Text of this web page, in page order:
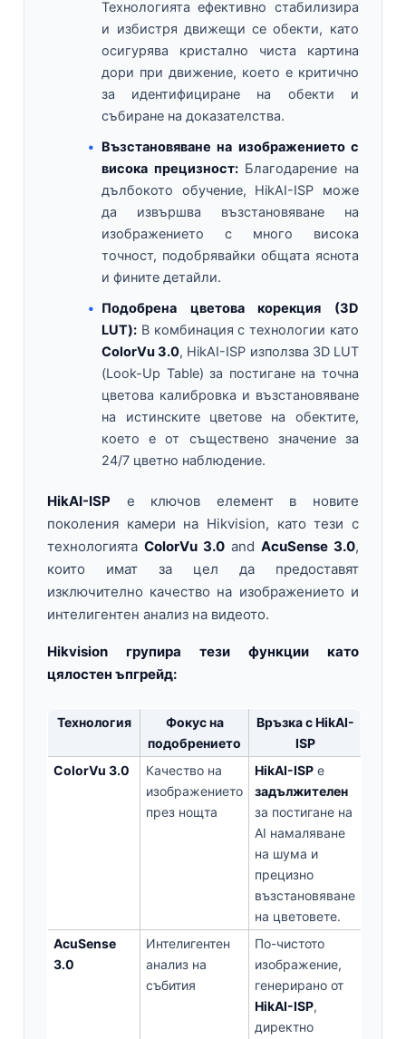
Технологията ефективно стабилизира
и избистря движещи се обекти, като
осигурява кристално чиста картина
дори при движение, което е критично
за идентифициране на обекти и
събиране на доказателства.
Възстановяване на изображението с
висока прецизност:Благодарение на
дълбокото обучение, HikAI-ISP може
да извършва възстановяване на
изображението с много висока
точност, подобрявайки общата яснота
и фините детайли.
Подобрена цветова корекция (3D
LUT): В комбинация с технологии като
ColorVu 3.0, HikAI-ISP използва 3D LUT
(Look-Up Table) за постигане на точна
цветова калибровка и възстановяване
на истинските цветове на обектите,
което е от съществено значение за
24/7 цветно наблюдение.
HikAI-ISP е ключов елемент в новите
поколения камери на Hikvision, като тези с
технологиятаColorVu 3.0 and AcuSense 3.0,
които имат за цел да предоставят
изключително качество на изображението и
интелигентен анализ на видеото.
Hikvision групира тези функции като
цялостен ъпгрейд:
Технология
Фокус на
подобрението
Връзка с HikAI-
ISP
ColorVu 3.0
Качество на
изображението
през нощта
HikAI-ISP е
задължителен
за постигане на
AI намаляване
на шума и
прецизно
възстановяване
на цветовете.
AcuSense
3.0
Интелигентен
анализ на
събития
По-чистото
изображение,
генерирано от
HikAI-ISP,
директно